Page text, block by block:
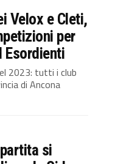
Velox e Cleti,
per
Esordienti
2023: tutti i club
di Ancona
si